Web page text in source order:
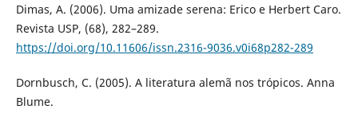
Dimas, A. (2006). Uma amizade serena: Erico e Herbert Caro.
Revista USP, (68), 282–289.
https://doi.org/10.11606/issn.2316-9036.v0i68p282-289
Dornbusch, C. (2005). A literatura alemã nos trópicos. Anna
Blume.